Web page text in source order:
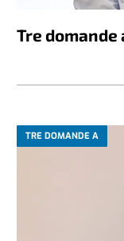
Tre
TRE DOMANDE A